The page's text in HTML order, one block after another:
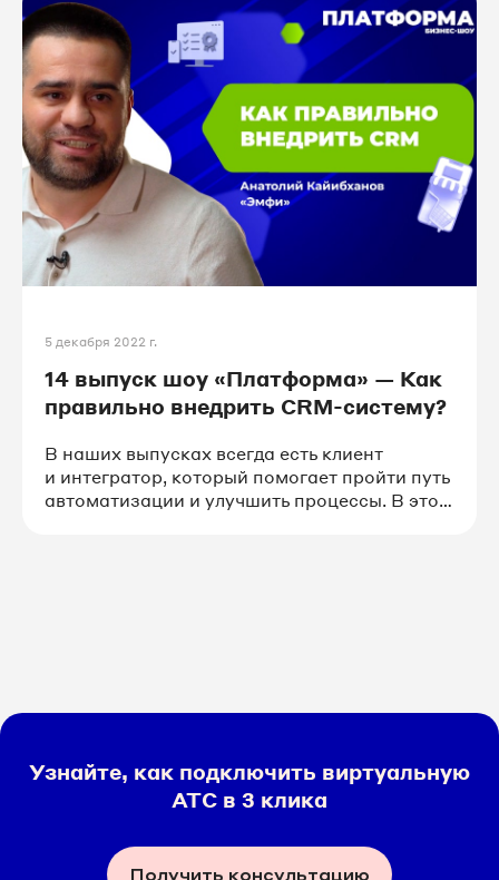
5 декабря 2022 г.
14 выпуск шоу «Платформа» — Как
правильно внедрить CRM-систему?
В наших выпусках всегда есть клиент
и интегратор, который помогает пройти путь
автоматизации и улучшить процессы. В этом
Узнайте, как подключить виртуальную
АТС в 3 клика
Получить консультацию